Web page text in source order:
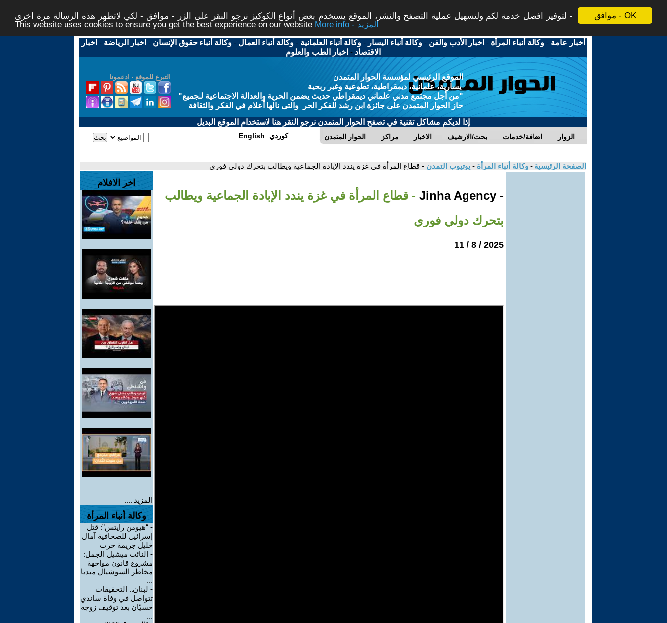
موافق - OK
لتوفير افضل خدمة لكم ولتسهيل عملية التصفح والنشر، الموقع يستخدم بعض أنواع الكوكيز نرجو النقر على الزر - موافق - لكي لاتظهر هذه الرسالة مرة اخرى -
This website uses cookies to ensure you get the best experience on our website
More info - المزيد
أخبار عامة -وكالة أنباء المرأة - اخبار الأدب والفن -وكالة أنباء اليسار -وكالة أنباء العلمانية -وكالة أنباء العمال -وكالة أنباء حقوق الإنسان - اخبار الرياضة - اخبار
الاقتصاد - اخبار الطب والعلوم
التبرع للموقع - ادعمونا
الموقع الرئيسي لمؤسسة الحوار المتمدن
يسارية، علمانية، ديمقراطية، تطوعية وغير ربحية
"من أجل مجتمع مدني علماني ديمقراطي حديث يضمن الحرية والعدالة الاجتماعية للجميع"
حاز الحوار المتمدن على جائزة ابن رشد للفكر الحر والتى نالها أعلام في الفكر والثقافة
إذا لديكم مشاكل تقنية في تصفح الحوار المتمدن نرجو النقر هنا لاستخدام الموقع البديل
الحوار المتمدن مراكز الاخبار بحث/الارشيف اضافة/خدمات الزوار English كوردي
الصفحة الرئيسية - وكالة أنباء المرأة - يوتيوب التمدن - قطاع المرأة في غزة يندد الإبادة الجماعية ويطالب بتحرك دولي فوري
- Jinha Agency
- قطاع المرأة في غزة يندد الإبادة الجماعية ويطالب
بتحرك دولي فوري
2025 / 8 / 11
اخر الافلام
المزيد.....
وكالة أنباء المرأة
- “هيومن رايتس”: قتل
إسرائيل للصحافية آمال
خليل جريمة حرب
- النائب ميشيل الجمل:
مشروع قانون مواجهة
مخاطر السوشيال ميديا
...
- لبنان.. التحقيقات
تتواصل في وفاة ساندي
حسيّان بعد توقيف زوجه
...